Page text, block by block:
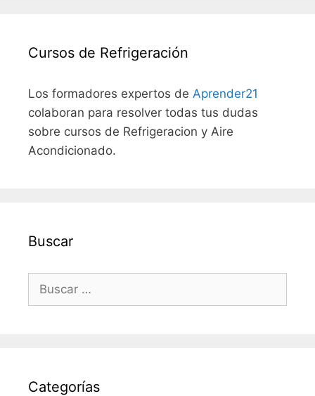
Cursos de Refrigeración
Los formadores expertos de Aprender21
colaboran para resolver todas tus dudas
sobre cursos de Refrigeracion y Aire
Acondicionado.
Buscar
Buscar:
Categorías